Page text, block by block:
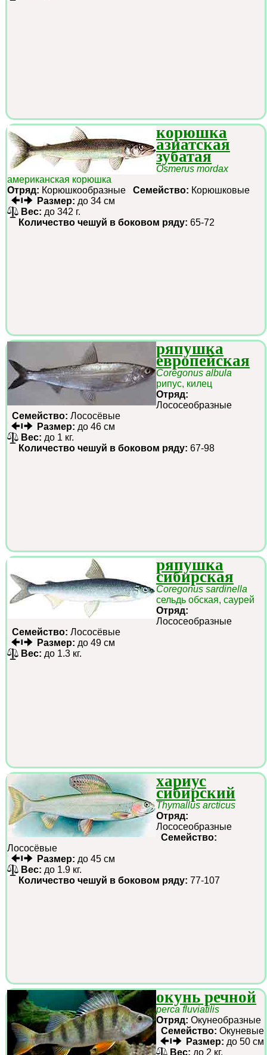
корюшка
азиатская
зубатая
Osmerus mordax
американская корюшка
Отряд: Корюшкообразные Семейство: Корюшковые
Размер: до 34 см
Вес: до 342 г.
Количество чешуй в боковом ряду: 65-72
ряпушка
европейская
Coregonus albula
рипус, килец
Отряд:
Лососеобразные
Семейство: Лососёвые
Размер: до 46 см
Вес: до 1 кг.
Количество чешуй в боковом ряду: 67-98
ряпушка
сибирская
Coregonus sardinella
сельдь обская, саурей
Отряд:
Лососеобразные
Семейство: Лососёвые
Размер: до 49 см
Вес: до 1.3 кг.
хариус
сибирский
Thymallus arcticus
Отряд:
Лососеобразные
Семейство:
Лососёвые
Размер: до 45 см
Вес: до 1.9 кг.
Количество чешуй в боковом ряду: 77-107
окунь речной
perca fluviatilis
Отряд: Окунеобразные
Семейство: Окуневые
Размер: до 50 см
Вес: до 2 кг.